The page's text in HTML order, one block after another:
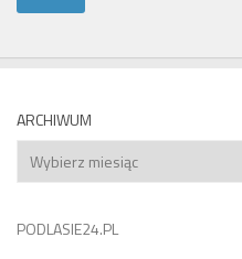
ARCHIWUM
Archiwum
PODLASIE24.PL